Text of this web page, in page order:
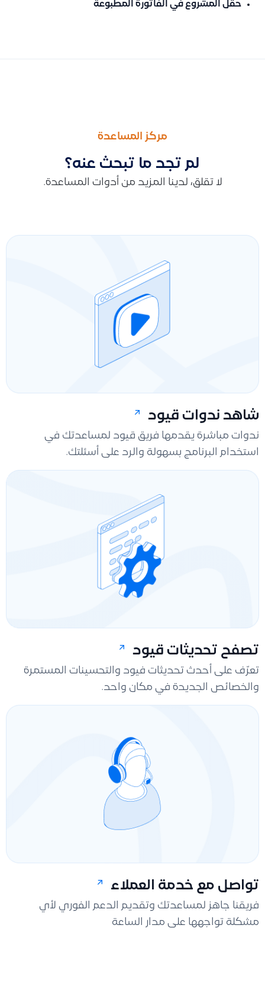
حقل المشروع في الفاتورة المطبوعة
مركز المساعدة
لم تجد ما تبحث عنه؟
لا تقلق، لدينا المزيد من أدوات المساعدة.
شاهد ندوات قيود
ندوات مباشرة يقدمها فريق قيود لمساعدتك في
استخدام البرنامج بسهولة والرد على أسئلتك.
تصفح تحديثات قيود
تعرّف على أحدث تحديثات فيود والتحسينات المستمرة
والخصائص الجديدة في مكان واحد.
تواصل مع خدمة العملاء
فريقنا جاهز لمساعدتك وتقديم الدعم الفوري لأي
مشكلة تواجهها على مدار الساعة